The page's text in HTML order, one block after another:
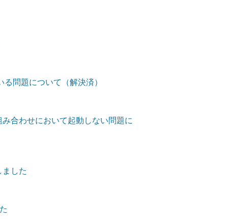
問題について（解決済）
合わせにおいて起動しない問題に
した